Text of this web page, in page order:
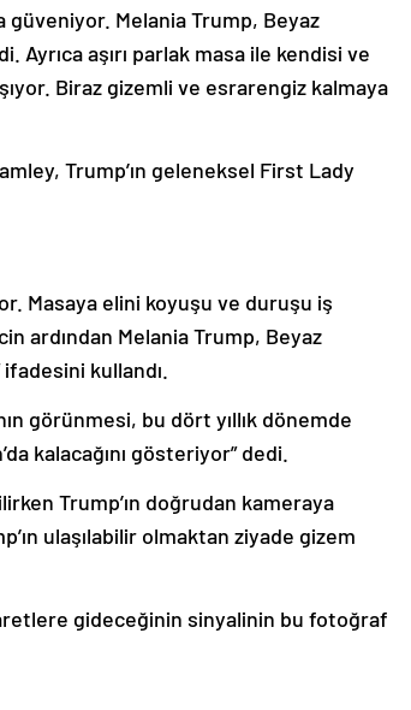
güveniyor. Melania Trump, Beyaz
Ayrıca aşırı parlak masa ile kendisi ve
Biraz gizemli ve esrarengiz kalmaya
Trump’ın geleneksel First Lady
Masaya elini koyuşu ve duruşu iş
ardından Melania Trump, Beyaz
kullandı.
görünmesi, bu dört yıllık dönemde
kalacağını gösteriyor” dedi.
Trump’ın doğrudan kameraya
ulaşılabilir olmaktan ziyade gizem
gideceğinin sinyalinin bu fotoğraf